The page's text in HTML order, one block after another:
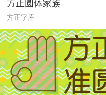
方正圆体家族
方正字库